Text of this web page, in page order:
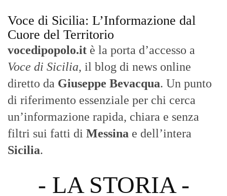
Voce di Sicilia: L’Informazione dal
Cuore del Territorio
vocedipopolo.it è la porta d’accesso a
Voce di Sicilia, il blog di news online
diretto da Giuseppe Bevacqua. Un punto
di riferimento essenziale per chi cerca
un’informazione rapida, chiara e senza
filtri sui fatti di Messina e dell’intera
Sicilia.
- LA STORIA -